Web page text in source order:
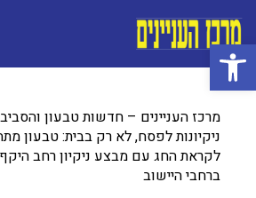
פתח סרגל נגישות
מרכז העניינים – חדשות טבעון
ניקיונות לפסח, לא רק בבית: טבעון
לקראת החג עם מבצע ניקיון רחב
ברחבי היישוב